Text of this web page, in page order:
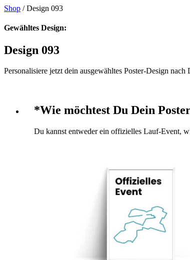
Shop /Design 093
Gewähltes Design:
Design 093
Personalisiere jetzt dein ausgewähltes Poster-Design
*Wie möchtest Du Dein
Du kannst entweder ein offizielles Lauf-Event,